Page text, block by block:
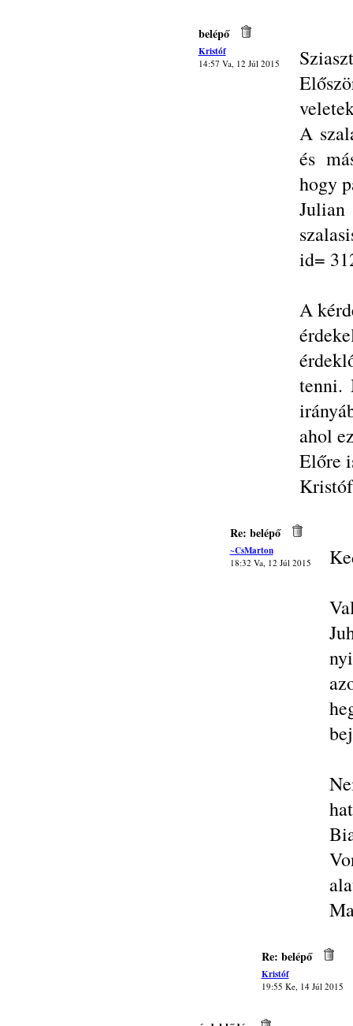
belépő
Kristóf
14:57 Va, 12 Júl 2015
A
és
hogy
id=
A
tenni.
ahol
Előre
Kristóf
Re: belépő
~CsMarton
18:32 Va, 12 Júl 2015
Re: belépő
Kristóf
19:55 Ke, 14 Júl 2015